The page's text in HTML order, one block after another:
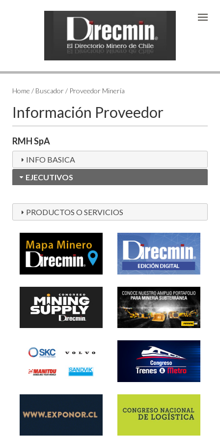
Home / Buscador / Proveedor Minería
Información Proveedor
RMH SpA
INFO BASICA
EJECUTIVOS
PRODUCTOS O SERVICIOS